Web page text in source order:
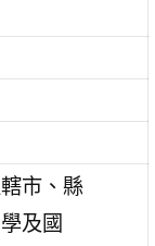
市、縣
及國